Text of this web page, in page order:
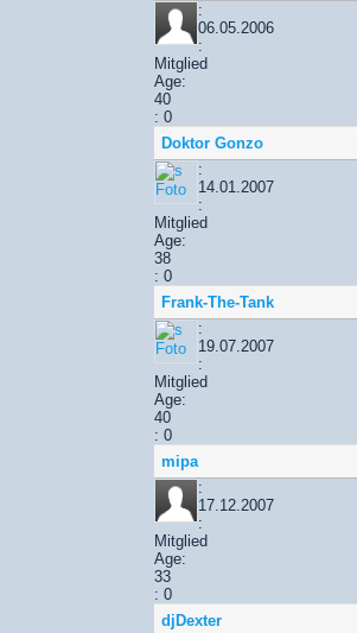
:
06.05.2006
:
Mitglied
Age:
40
: 0
Doktor Gonzo
:
14.01.2007
:
Mitglied
Age:
38
: 0
Frank-The-Tank
:
19.07.2007
:
Mitglied
Age:
40
: 0
mipa
:
17.12.2007
:
Mitglied
Age:
33
: 0
djDexter